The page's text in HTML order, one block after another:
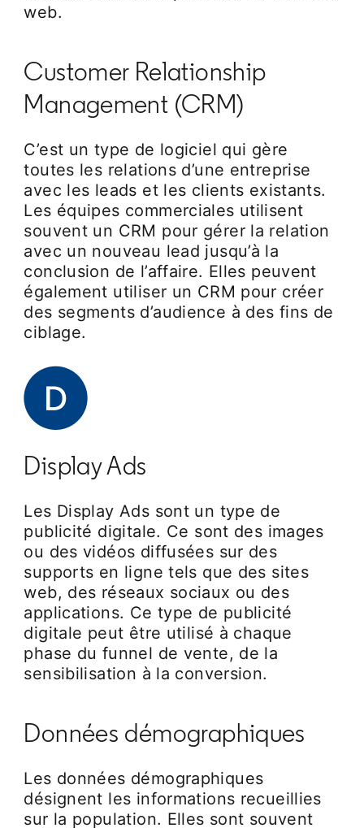
web.
Customer Relationship
Management (CRM)
C’est un type de logiciel qui gère
toutes les relations d’une entreprise
avec les leads et les clients existants.
Les équipes commerciales utilisent
souvent un CRM pour gérer la relation
avec un nouveau lead jusqu’à la
conclusion de l’affaire. Elles peuvent
également utiliser un CRM pour créer
des segments d’audience à des fins de
ciblage.
Display Ads
Les Display Ads sont un type de
publicité digitale. Ce sont des images
ou des vidéos diffusées sur des
supports en ligne tels que des sites
web, des réseaux sociaux ou des
applications. Ce type de publicité
digitale peut être utilisé à chaque
phase du funnel de vente, de la
sensibilisation à la conversion.
Données démographiques
Les données démographiques
désignent les informations recueillies
sur la population. Elles sont souvent